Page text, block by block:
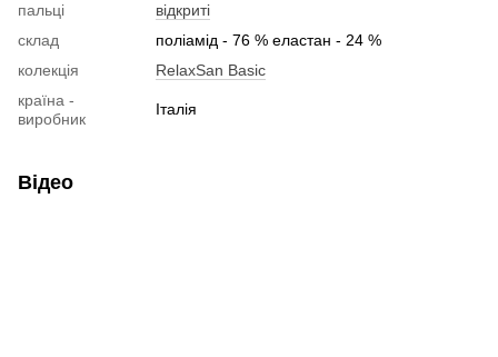
пальці
відкриті
склад
поліамід - 76 % еластан - 24 %
колекція
RelaxSan Basic
країна -
виробник
Італія
Відео